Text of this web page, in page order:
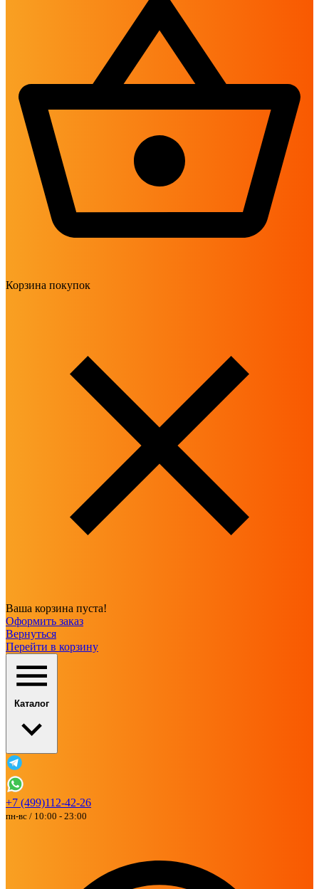
Корзина покупок
Ваша корзина пуста!
Оформить заказ
Вернуться
Перейти в корзину
Каталог
+7 (499)112-42-26
пн-вс / 10:00 - 23:00